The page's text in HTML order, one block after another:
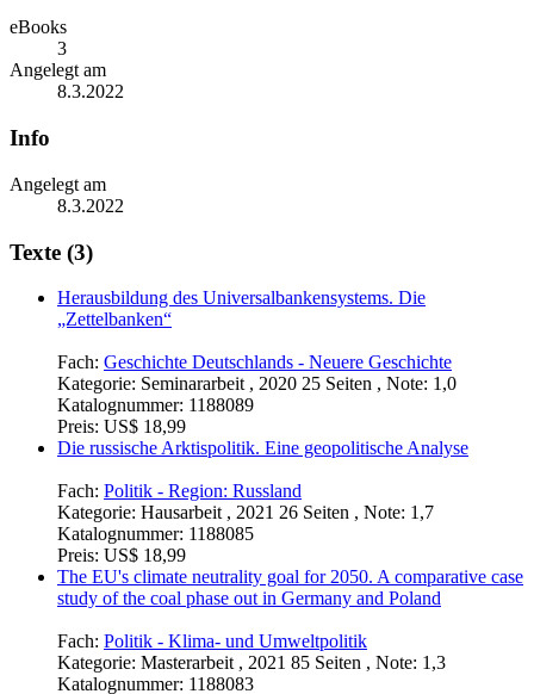
eBooks
3
Angelegt am
8.3.2022
Info
Angelegt am
8.3.2022
Texte (3)
Herausbildung des Universalbankensystems. Die
„Zettelbanken“
Fach: Geschichte Deutschlands - Neuere Geschichte
Kategorie: Seminararbeit , 2020 25 Seiten , Note: 1,0
Katalognummer: 1188089
Preis: US$ 18,99
Die russische Arktispolitik. Eine geopolitische Analyse
Fach: Politik - Region: Russland
Kategorie: Hausarbeit , 2021 26 Seiten , Note: 1,7
Katalognummer: 1188085
Preis: US$ 18,99
The EU's climate neutrality goal for 2050. A comparative case
study of the coal phase out in Germany and Poland
Fach: Politik - Klima- und Umweltpolitik
Kategorie: Masterarbeit , 2021 85 Seiten , Note: 1,3
Katalognummer: 1188083